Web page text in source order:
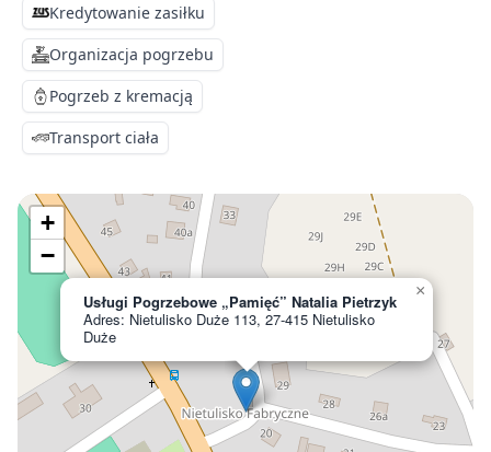
Kredytowanie zasiłku
Organizacja pogrzebu
Pogrzeb z kremacją
Transport ciała
Usługi Pogrzebowe „Pamięć” Natalia Pietrzyk
Adres: Nietulisko Duże 113, 27-415 Nietulisko
Duże
×
+
−